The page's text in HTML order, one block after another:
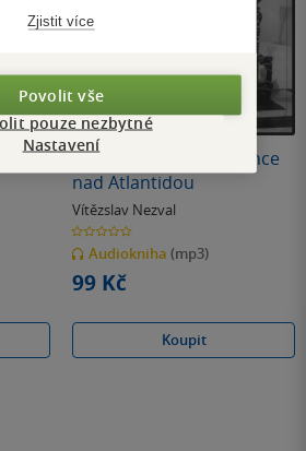
Dnes ještě zapadá slunce
nad Atlantidou
Vítězslav Nezval
0.0
z
5
hvězdiček
Audiokniha (mp3)
99 Kč
Koupit
Zjistit více
Povolit vše
pouze nezbytné
Nastavení